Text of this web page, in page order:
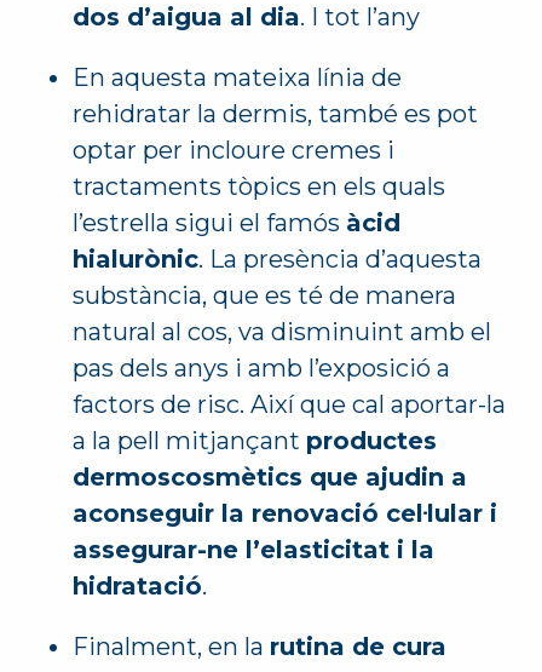
dos d’aigua al dia. I tot l’any
En aquesta mateixa línia de
rehidratar la dermis, també es pot
optar per incloure cremes i
tractaments tòpics en els quals
l’estrella sigui el famós àcid
hialurònic. La presència d’aquesta
substància, que es té de manera
natural al cos, va disminuint amb el
pas dels anys i amb l’exposició a
factors de risc. Així que cal aportar-la
a la pell mitjançant productes
dermoscosmètics que ajudin a
aconseguir la renovació cel·lular i
assegurar-ne l’elasticitat i la
hidratació.
Finalment, en la rutina de cura